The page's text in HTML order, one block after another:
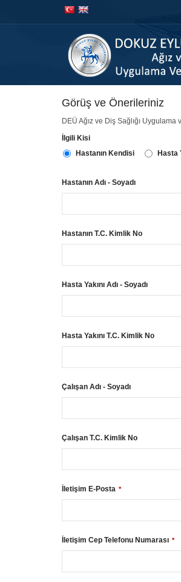
Görüş ve Önerileriniz
DEÜ Ağız ve Diş Sağlığı Uygulama
İlgili Kisi
Hastanın Kendisi
Hasta
Hastanın Adı - Soyadı
Hastanın T.C. Kimlik No
Hasta Yakını Adı - Soyadı
Hasta Yakını T.C. Kimlik No
Çalışan Adı - Soyadı
Çalışan T.C. Kimlik No
İletişim E-Posta *
İletişim Cep Telefonu Numarası *